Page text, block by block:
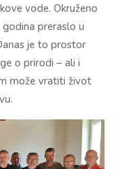
vode. Okruženo
preraslo u
je to prostor
o prirodi – ali i
može vratiti život